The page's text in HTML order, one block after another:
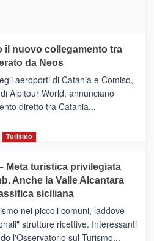
il nuovo collegamento tra
da Neos
aeroporti di Catania e Comiso,
Alpitour World, annunciano
diretto tra Catania...
Turismo
Meta turistica privilegiata
Anche la Valle Alcantara
siciliana
nei piccoli comuni, laddove
strutture ricettive. Interessanti
l'Osservatorio sul Turismo...